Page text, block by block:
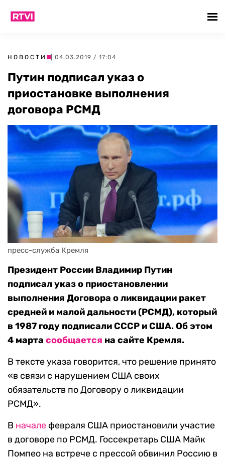
НОВОСТИ | 04.03.2019 / 17:04
Путин подписал указ о
приостановке выполнения
договора РСМД
пресс-служба Кремля
Президент России Владимир Путин
подписал указ о приостановлении
выполнения Договора о ликвидации ракет
средней и малой дальности (РСМД), который
в 1987 году подписали СССР и США. Об этом
4 марта сообщается на сайте Кремля.
В тексте указа говорится, что решение принято
«в связи с нарушением США своих
обязательств по Договору о ликвидации
РСМД».
В начале февраля США приостановили участие
в договоре по РСМД. Госсекретарь США Майк
Помпео на встрече с прессой обвинил Россию в